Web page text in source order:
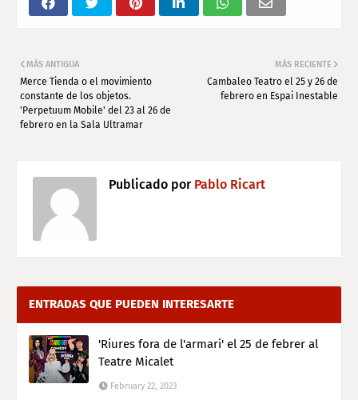
MÁS RECIENTE
Cambaleo Teatro el 25 y 26 de
febrero en Espai Inestable
MÁS ANTIGUA
Merce Tienda o el movimiento
constante de los objetos.
'Perpetuum Mobile' del 23 al 26 de
febrero en la Sala Ultramar
Publicado porPablo Ricart
ENTRADAS QUE PUEDEN INTERESARTE
'Riures fora de l'armari' el 25 de febrer al
Teatre Micalet
February 22, 2023